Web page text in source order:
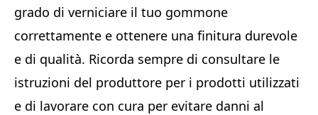
grado di verniciare il tuo gommone
correttamente e ottenere una finitura durevole
e di qualità. Ricorda sempre di consultare le
istruzioni del produttore per i prodotti utilizzati
e di lavorare con cura per evitare danni al